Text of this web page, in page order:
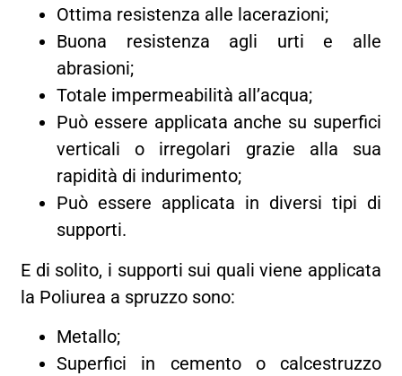
Ottima resistenza alle lacerazioni;
Buona resistenza agli urti e alle
abrasioni;
Totale impermeabilità all’acqua;
Può essere applicata anche su superfici
verticali o irregolari grazie alla sua
rapidità di indurimento;
Può essere applicata in diversi tipi di
supporti.
E di solito, i supporti sui quali viene applicata
la Poliurea a spruzzo sono:
Metallo;
Superfici in cemento o calcestruzzo